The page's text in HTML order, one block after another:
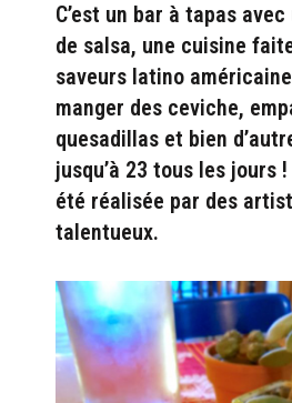
C’est un bar à tapas
de salsa, une cuisine
saveurs latino
manger des ceviche,
quesadillas et bien
jusqu’à 23 tous les jours
été réalisée par des
talentueux.